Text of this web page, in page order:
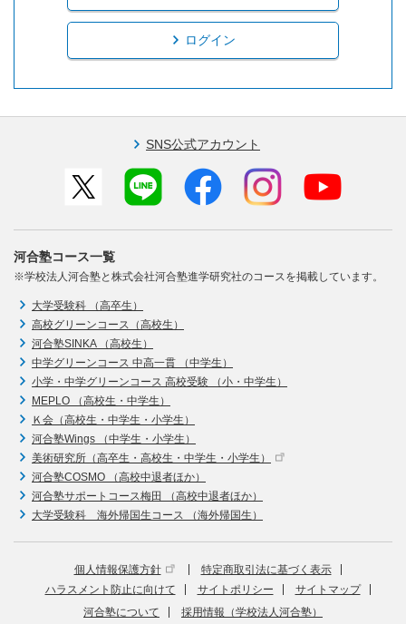
ログイン
SNS公式アカウント
河合塾コース一覧
※学校法人河合塾と株式会社河合塾進学研究社のコースを掲載しています。
大学受験科 （高卒生）
高校グリーンコース（高校生）
河合塾SINKA （高校生）
中学グリーンコース 中高一貫 （中学生）
小学・中学グリーンコース 高校受験 （小・中学生）
MEPLO （高校生・中学生）
Ｋ会（高校生・中学生・小学生）
河合塾Wings （中学生・小学生）
美術研究所（高卒生・高校生・中学生・小学生）
河合塾COSMO （高校中退者ほか）
河合塾サポートコース梅田 （高校中退者ほか）
大学受験科 海外帰国生コース （海外帰国生）
個人情報保護方針
特定商取引法に基づく表示
ハラスメント防止に向けて
サイトポリシー
サイトマップ
河合塾について
採用情報（学校法人河合塾）